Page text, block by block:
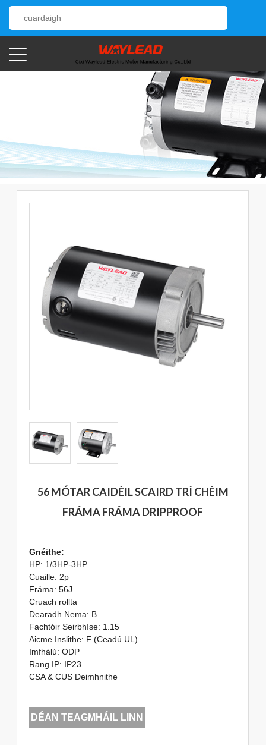
56 MÓTAR CAIDÉIL SCAIRD TRÍ CHÉIM
FRÁMA FRÁMA DRIPPROOF
Gnéithe:
HP: 1/3HP-3HP
Cuaille: 2p
Fráma: 56J
Cruach rollta
Dearadh Nema: B.
Fachtóir Seirbhíse: 1.15
Aicme Inslithe: F (Ceadú UL)
Imfhálú: ODP
Rang IP: IP23
CSA & CUS Deimhnithe
DÉAN TEAGMHÁIL LINN